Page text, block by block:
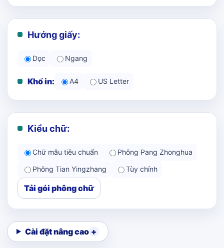
Hướng giấy:
Dọc Ngang
Khổ in: A4 US Letter
Kiểu chữ:
Chữ mẫu tiêu chuẩn
Phông Pang Zhonghua
Phông Tian Yingzhang
Tùy chỉnh
Tải gói phông chữ
Cài đặt nâng cao